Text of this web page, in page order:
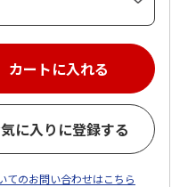
に入りに登録する
てのお問い合わせはこちら